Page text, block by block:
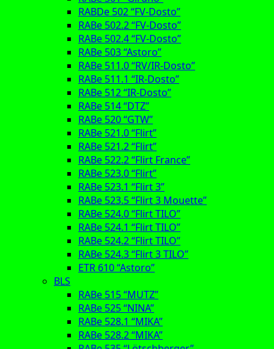
RABDe 502 “FV-Dosto”
RABe 502.2 “FV-Dosto”
RABe 502.4 “FV-Dosto”
RABe 503 “Astoro”
RABe 511.0 “RV/IR-Dosto”
RABe 511.1 “IR-Dosto”
RABe 512 “IR-Dosto”
RABe 514 “DTZ”
RABe 520 “GTW”
RABe 521.0 “Flirt”
RABe 521.2 “Flirt”
RABe 522.2 “Flirt France”
RABe 523.0 “Flirt”
RABe 523.1 “Flirt 3”
RABe 523.5 “Flirt 3 Mouette”
RABe 524.0 “Flirt TILO”
RABe 524.1 “Flirt TILO”
RABe 524.2 “Flirt TILO”
RABe 524.3 “Flirt 3 TILO”
ETR 610 “Astoro”
BLS
RABe 515 “MUTZ”
RABe 525 “NINA”
RABe 528.1 “MIKA”
RABe 528.2 “MIKA”